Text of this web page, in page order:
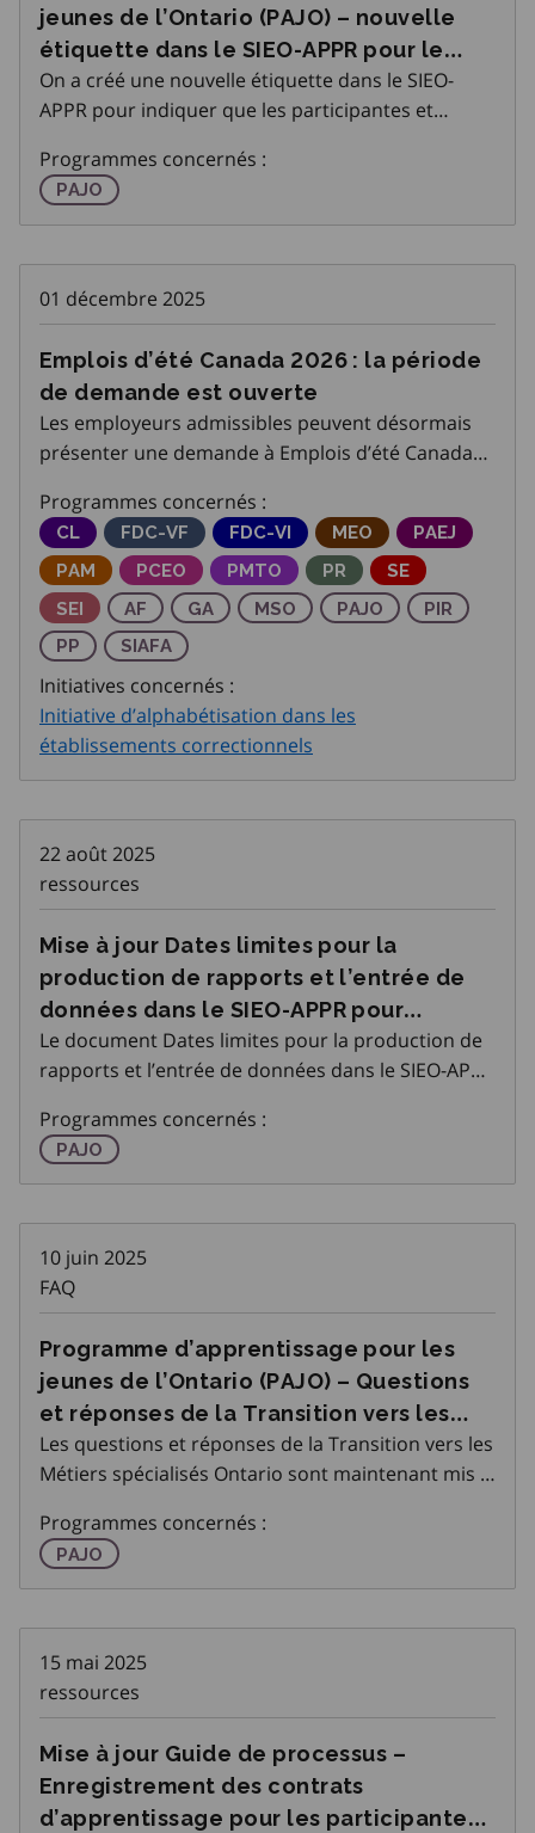
jeunes de l’Ontario (PAJO) – nouvelle
étiquette dans le SIEO-APPR pour le
volet APTE du PAJO
On a créé une nouvelle étiquette dans le SIEO-
APPR pour indiquer que les participantes et
PAJO. Sous Entrée des données, on a ajouté deux
nouvelles questions accompagnées de leur
réponse re
Programmes concernés :
Programme d'apprentissage pour les jeunes de
PAJO
01 décembre 2025
Emplois d’été Canada 2026 : la période
de demande est ouverte
Les employeurs admissibles peuvent désormais
présenter une demande à Emplois d’été Canada
qui aide à créer des emplois d’été pour les jeunes
âgés de 15 à 30 ans. La date limite de présen
Programmes concernés :
Commissions locales
CL Fonds pour le développement des
FDC-VF Fonds pour le développement
FDC-VI Meilleurs emplois
MEO Programme
PAEJ
Programme d’adaptation de la main-d’œuvre
PAM Partenariats pour la création d'emplois de
PCEO Partenariats du marché du
PMTO Parcours Réussite en
PR Services
SE
Services d’emploi intégrés
SEI Agences de formation
AF Gestion des apprentissage
GA Métiers spécialisés Ontario
MSO Programme
PAJO
PIR
Programme de préapprentissage
PP Subvention d'immobilisations pour les
SIAFA
Initiatives concernés :
Initiative d’alphabétisation dans les
établissements correctionnels
22 août 2025
ressources
Mise à jour Dates limites pour la
production de rapports et l’entrée de
données dans le SIEO-APPR pour
Programme d’apprentissage pour les
jeunes de l’Ontario (PAJO)
Le document Dates limites pour la production de
rapports et l’entrée de données dans le SIEO-APPR
Rapports sur l’Espace Partenaires Emploi Ontario
(EPEO).
Programmes concernés :
Programme d'apprentissage pour les jeunes de
PAJO
10 juin 2025
FAQ
Programme d’apprentissage pour les
jeunes de l’Ontario (PAJO) – Questions
et réponses de la Transition vers les
Métiers qualifiés en Ontario
Les questions et réponses de la Transition vers les
Métiers spécialisés Ontario sont maintenant mis à
(EPEO).
Programmes concernés :
Programme d'apprentissage pour les jeunes de
PAJO
15 mai 2025
ressources
Mise à jour Guide de processus –
Enregistrement des contrats
d’apprentissage pour les participantes